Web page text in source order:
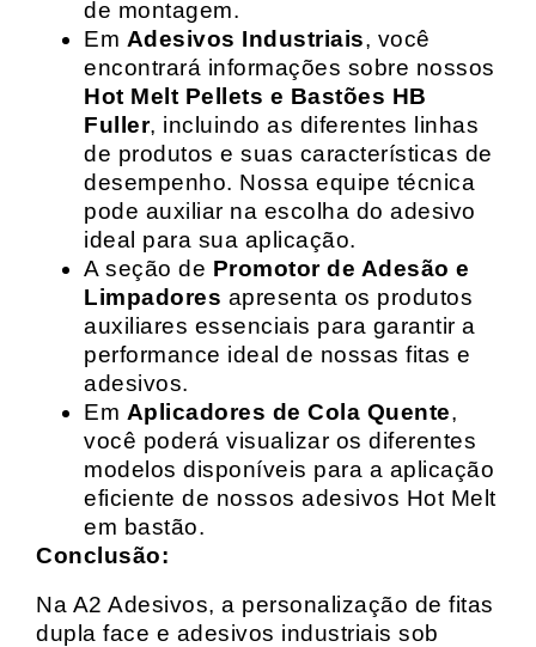
de montagem.
Em Adesivos Industriais, você
encontrará informações sobre nossos
Hot Melt Pellets e Bastões HB
Fuller, incluindo as diferentes linhas
de produtos e suas características de
desempenho. Nossa equipe técnica
pode auxiliar na escolha do adesivo
ideal para sua aplicação.
A seção de Promotor de Adesão e
Limpadores apresenta os produtos
auxiliares essenciais para garantir a
performance ideal de nossas fitas e
adesivos.
Em Aplicadores de Cola Quente,
você poderá visualizar os diferentes
modelos disponíveis para a aplicação
eficiente de nossos adesivos Hot Melt
em bastão.
Conclusão:
Na A2 Adesivos, a personalização de fitas
dupla face e adesivos industriais sob